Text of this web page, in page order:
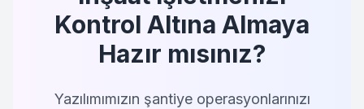
Kontrol Altına Almaya
Hazır mısınız?
Yazılımımızın şantiye operasyonlarınızı